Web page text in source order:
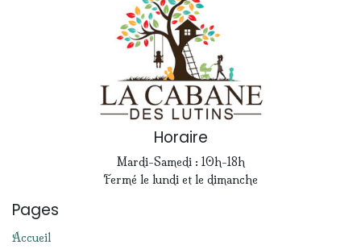
Horaire
Mardi-Samedi : 10h-18h
Fermé le lundi et le dimanche
Pages
Accueil